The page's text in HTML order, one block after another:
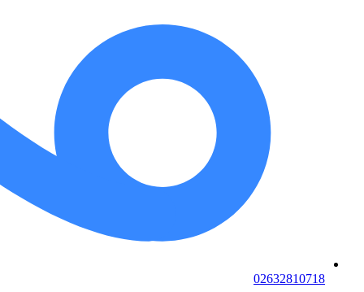
02632810718